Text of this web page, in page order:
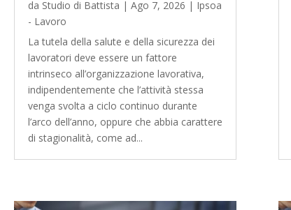
da Studio di Battista | Ago 7, 2026 | Ipsoa
- Lavoro
La tutela della salute e della sicurezza dei
lavoratori deve essere un fattore
intrinseco all’organizzazione lavorativa,
indipendentemente che l’attività stessa
venga svolta a ciclo continuo durante
l’arco dell’anno, oppure che abbia carattere
di stagionalità, come ad...